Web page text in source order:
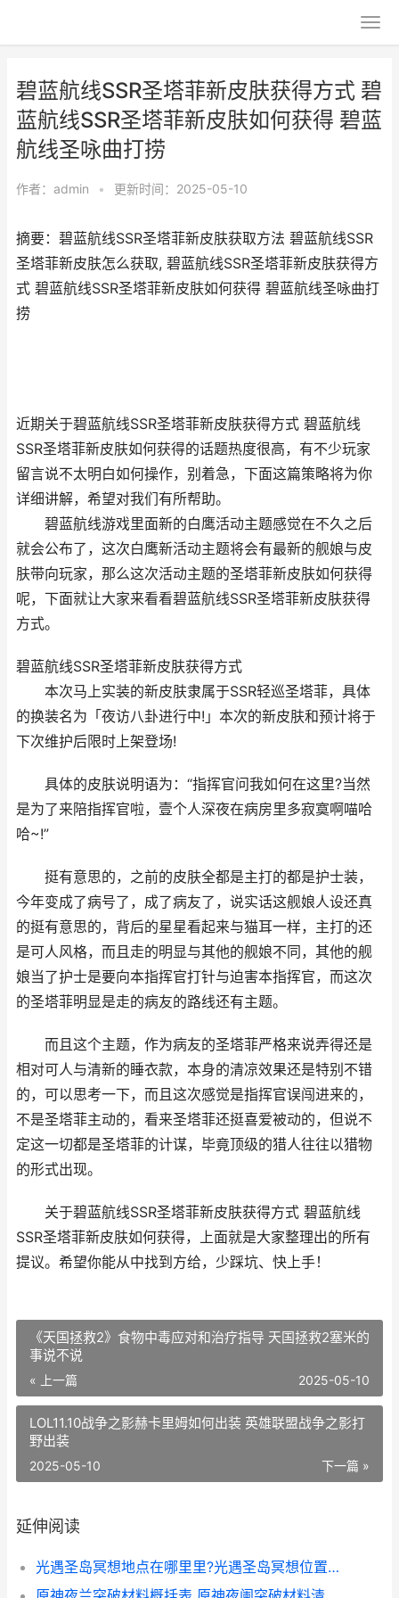
碧蓝航线SSR圣塔菲新皮肤获得方式 碧
蓝航线SSR圣塔菲新皮肤如何获得 碧蓝
航线圣咏曲打捞
作者： admin • 更新时间：2025-05-10
摘要：碧蓝航线SSR圣塔菲新皮肤获取方法 碧蓝航线SSR
圣塔菲新皮肤怎么获取, 碧蓝航线SSR圣塔菲新皮肤获得方
式 碧蓝航线SSR圣塔菲新皮肤如何获得 碧蓝航线圣咏曲打
捞
近期关于碧蓝航线SSR圣塔菲新皮肤获得方式 碧蓝航线
SSR圣塔菲新皮肤如何获得的话题热度很高，有不少玩家
留言说不太明白如何操作，别着急，下面这篇策略将为你
详细讲解，希望对我们有所帮助。
碧蓝航线游戏里面新的白鹰活动主题感觉在不久之后
就会公布了，这次白鹰新活动主题将会有最新的舰娘与皮
肤带向玩家，那么这次活动主题的圣塔菲新皮肤如何获得
呢，下面就让大家来看看碧蓝航线SSR圣塔菲新皮肤获得
方式。
碧蓝航线SSR圣塔菲新皮肤获得方式
本次马上实装的新皮肤隶属于SSR轻巡圣塔菲，具体
的换装名为「夜访八卦进行中!」本次的新皮肤和预计将于
下次维护后限时上架登场!
具体的皮肤说明语为：“指挥官问我如何在这里?当然
是为了来陪指挥官啦，壹个人深夜在病房里多寂寞啊喵哈
哈~!”
挺有意思的，之前的皮肤全都是主打的都是护士装，
今年变成了病号了，成了病友了，说实话这舰娘人设还真
的挺有意思的，背后的星星看起来与猫耳一样，主打的还
是可人风格，而且走的明显与其他的舰娘不同，其他的舰
娘当了护士是要向本指挥官打针与迫害本指挥官，而这次
的圣塔菲明显是走的病友的路线还有主题。
而且这个主题，作为病友的圣塔菲严格来说弄得还是
相对可人与清新的睡衣款，本身的清凉效果还是特别不错
的，可以思考一下，而且这次感觉是指挥官误闯进来的，
不是圣塔菲主动的，看来圣塔菲还挺喜爱被动的，但说不
定这一切都是圣塔菲的计谋，毕竟顶级的猎人往往以猎物
的形式出现。
关于碧蓝航线SSR圣塔菲新皮肤获得方式 碧蓝航线
SSR圣塔菲新皮肤如何获得，上面就是大家整理出的所有
提议。希望你能从中找到方给，少踩坑、快上手！
《天国拯救2》食物中毒应对和治疗指导 天国拯救2塞米的
事说不说
« 上一篇 2025-05-10
LOL11.10战争之影赫卡里姆如何出装 英雄联盟战争之影打
野出装
下一篇 »
2025-05-10
延伸阅读
光遇圣岛冥想地点在哪里里?光遇圣岛冥想位置坐标图 光遇圣岛任务怎么过